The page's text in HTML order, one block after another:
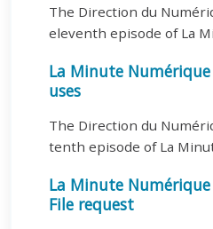
The Direction du
eleventh episode of La
La Minute
uses
The Direction du
tenth episode of La
La Minute
File request